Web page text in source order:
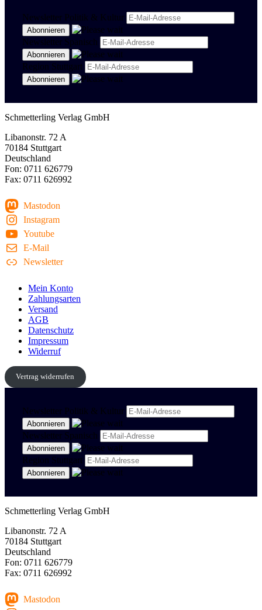
Newsletter Politik & Kultur
Newsletter Spanisch
Region Stuttgart
Schmetterling Verlag GmbH
Libanonstr. 72 A
70184 Stuttgart
Deutschland
Fon: 0711 626779
Fax: 0711 626992
Mastodon
Instagram
Youtube
E-Mail
Newsletter
Mein Konto
Zahlungsarten
Versand
AGB
Datenschutz
Impressum
Widerruf
Vertrag widerrufen
Newsletter Politik & Kultur
Newsletter Spanisch
Region Stuttgart
Schmetterling Verlag GmbH
Libanonstr. 72 A
70184 Stuttgart
Deutschland
Fon: 0711 626779
Fax: 0711 626992
Mastodon